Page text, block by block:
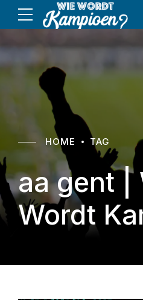
HOME TAG
aa gent |
Wordt